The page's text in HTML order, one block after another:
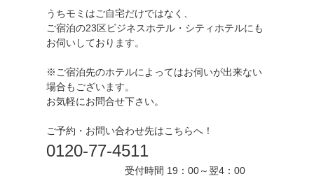
うちモミはご自宅だけではなく、
ご宿泊の23区ビジネスホテル・シティホテルにも
お伺いしております。
※ご宿泊先のホテルによってはお伺いが出来ない
場合もございます。
お気軽にお問合せ下さい。
ご予約・お問い合わせ先はこちらへ！
0120-77-4511
受付時間 19：00～翌4：00